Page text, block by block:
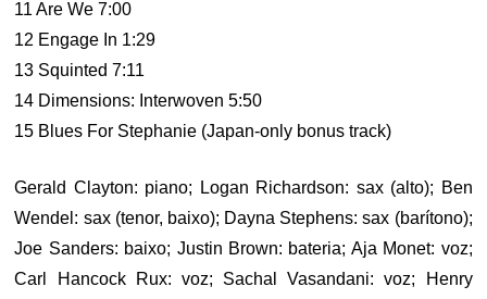
11 Are We 7:00
12 Engage In 1:29
13 Squinted 7:11
14 Dimensions: Interwoven 5:50
15 Blues For Stephanie (Japan-only bonus track)
Gerald Clayton: piano; Logan Richardson: sax (alto); Ben
Wendel: sax (tenor, baixo); Dayna Stephens: sax (barítono);
Joe Sanders: baixo; Justin Brown: bateria; Aja Monet: voz;
Carl Hancock Rux: voz; Sachal Vasandani: voz; Henry